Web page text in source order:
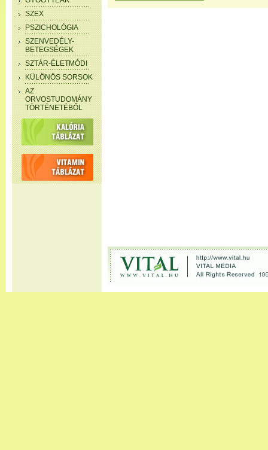
SZEX
PSZICHOLÓGIA
SZENVEDÉLY-
BETEGSÉGEK
SZTÁR-ÉLETMÓDI
KÜLÖNÖS SORSOK
AZ
ORVOSTUDOMÁNY
TÖRTÉNETÉBŐL